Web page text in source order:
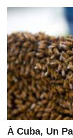
À Cuba, Un